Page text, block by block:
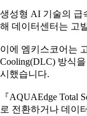
생성형 AI 기술의 급
해 데이터센터는 고
이에 엠키스코어는
Cooling(DLC) 방식
시했습니다.
『AQUAEdge Total
로 전환하거나 데이